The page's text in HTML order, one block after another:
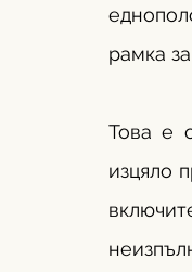
рамка
Това е
изцяло